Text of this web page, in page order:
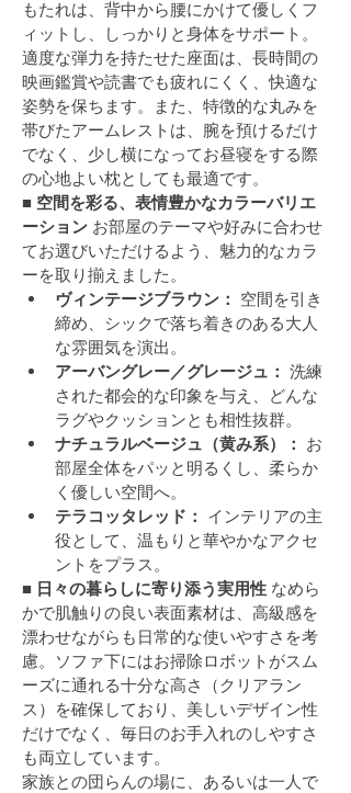
もたれは、背中から腰にかけて優しくフ
ィットし、しっかりと身体をサポート。
適度な弾力を持たせた座面は、長時間の
映画鑑賞や読書でも疲れにくく、快適な
姿勢を保ちます。また、特徴的な丸みを
帯びたアームレストは、腕を預けるだけ
でなく、少し横になってお昼寝をする際
の心地よい枕としても最適です。
■ 空間を彩る、表情豊かなカラーバリエ
ーション お部屋のテーマや好みに合わせ
てお選びいただけるよう、魅力的なカラ
ーを取り揃えました。
ヴィンテージブラウン： 空間を引き
締め、シックで落ち着きのある大人
な雰囲気を演出。
アーバングレー／グレージュ： 洗練
された都会的な印象を与え、どんな
ラグやクッションとも相性抜群。
ナチュラルベージュ（黄み系）： お
部屋全体をパッと明るくし、柔らか
く優しい空間へ。
テラコッタレッド： インテリアの主
役として、温もりと華やかなアクセ
ントをプラス。
■ 日々の暮らしに寄り添う実用性 なめら
かで肌触りの良い表面素材は、高級感を
漂わせながらも日常的な使いやすさを考
慮。ソファ下にはお掃除ロボットがスム
ーズに通れる十分な高さ（クリアラン
ス）を確保しており、美しいデザイン性
だけでなく、毎日のお手入れのしやすさ
も両立しています。
家族との団らんの場に、あるいは一人で